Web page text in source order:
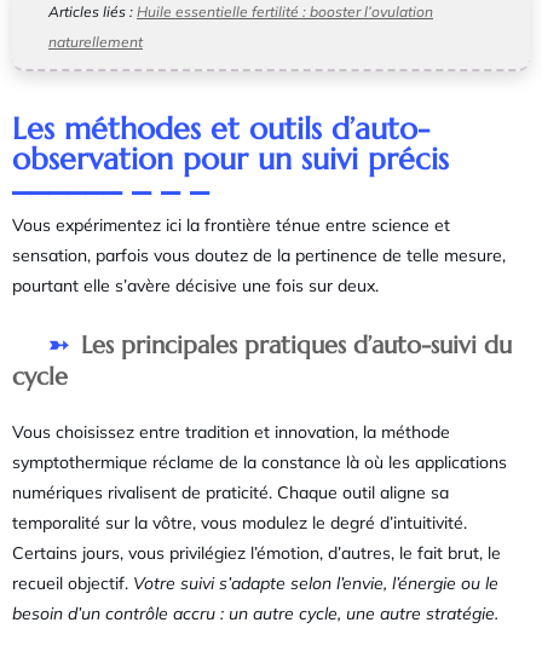
Articles liés : Huile essentielle fertilité : booster l’ovulation
naturellement
Les méthodes et outils d’auto-
observation pour un suivi précis
Vous expérimentez ici la frontière ténue entre science et
sensation, parfois vous doutez de la pertinence de telle mesure,
pourtant elle s’avère décisive une fois sur deux.
Les principales pratiques d’auto-suivi du
cycle
Vous choisissez entre tradition et innovation, la méthode
symptothermique réclame de la constance là où les applications
numériques rivalisent de praticité. Chaque outil aligne sa
temporalité sur la vôtre, vous modulez le degré d’intuitivité.
Certains jours, vous privilégiez l’émotion, d’autres, le fait brut, le
recueil objectif. Votre suivi s’adapte selon l’envie, l’énergie ou le
besoin d’un contrôle accru : un autre cycle, une autre stratégie.